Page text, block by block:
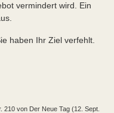
vermindert wird. Ein
haben Ihr Ziel verfehlt.
210 von Der Neue Tag (12. Sept.